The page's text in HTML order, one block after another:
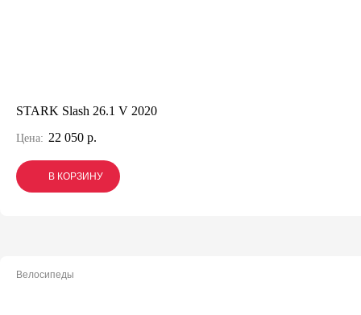
STARK Slash 26.1 V 2020
Цена: 22 050 р.
В КОРЗИНУ
В КОРЗИНУ
В КОРЗИНУ
Велосипеды